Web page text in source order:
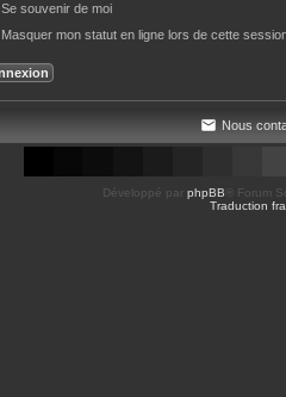
Se souvenir de moi
Masquer mon statut en ligne lors de cette
Nous
Développé par phpBB ® Forum
Traduction